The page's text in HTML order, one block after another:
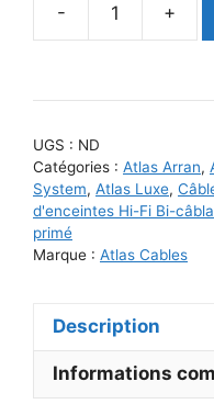
- +
UGS : ND
Catégories : Atlas Arran,
System, Atlas Luxe,
d'enceintes Hi-Fi Bi-
primé
Marque : Atlas Cables
Description
Informations